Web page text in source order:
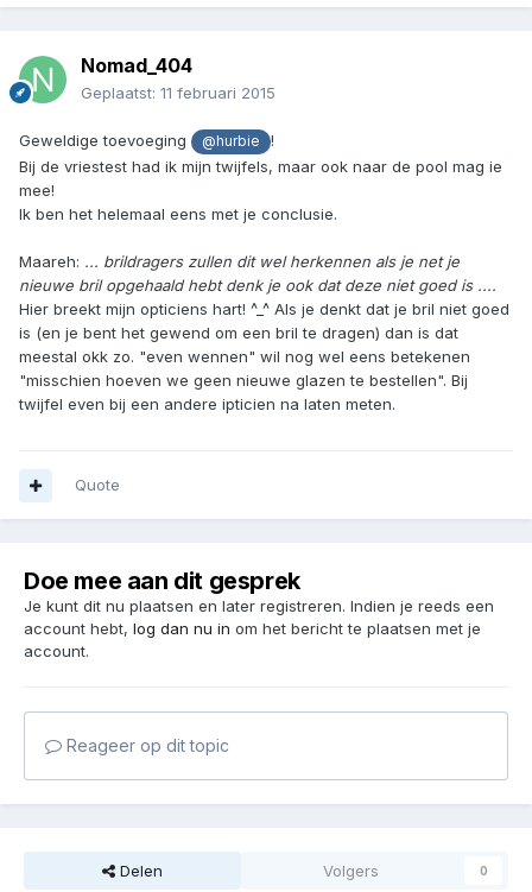
Nomad_404
Geplaatst: 11 februari 2015
Geweldige toevoeging @hurbie
!
Bij de vriestest had ik mijn twijfels, maar ook naar de pool mag ie
mee!
Ik ben het helemaal eens met je conclusie.
Maareh: ... brildragers zullen dit wel herkennen als je net je
nieuwe bril opgehaald hebt denk je ook dat deze niet goed is ....
Hier breekt mijn opticiens hart! ^_^ Als je denkt dat je bril niet goed
is (en je bent het gewend om een bril te dragen) dan is dat
meestal okk zo. "even wennen" wil nog wel eens betekenen
"misschien hoeven we geen nieuwe glazen te bestellen". Bij
twijfel even bij een andere ipticien na laten meten.
Quote
Doe mee aan dit gesprek
Je kunt dit nu plaatsen en later registreren. Indien je reeds een
account hebt, log dan nu in om het bericht te plaatsen met je
account.
Reageer op dit topic
Delen Volgers 0